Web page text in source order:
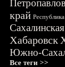
край
Хабаровск
Южно-
Все теги >>